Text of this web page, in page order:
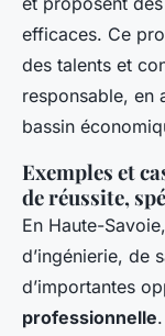
efficaces. Ce
des talents et
responsable, en
bassin
Exemples et
de réussite,
En Haute-
d’ingénierie, de
d’importantes
professionnelle